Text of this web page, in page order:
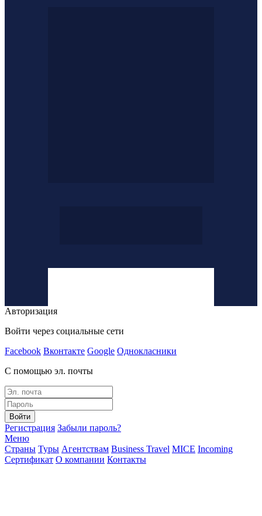
Авторизация
Войти через социальные сети
Facebook Вконтакте Google Однокласники
С помощью эл. почты
Войти
Регистрация Забыли пароль?
Меню
Страны Туры Агентствам Business Travel MICE Incoming
Сертификат О компании Контакты